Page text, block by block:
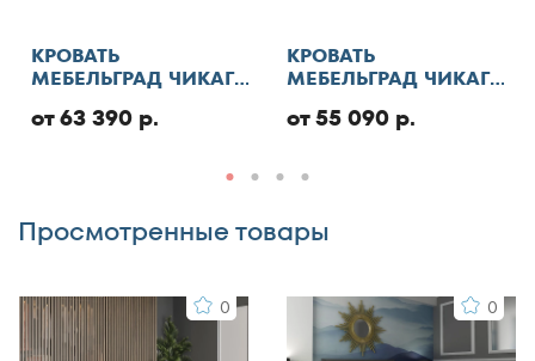
130x185
130x186
130x190
140x185
140x190
140x195
Отменить
Добавить отзыв
КРОВАТЬ
МЕБЕЛЬГРАД ЧИКАГО
от 63 390 р.
КРОВАТЬ
МЕБЕЛЬГРАД ЧИКАГО
от 55 090 р.
Просмотренные товары
0 0